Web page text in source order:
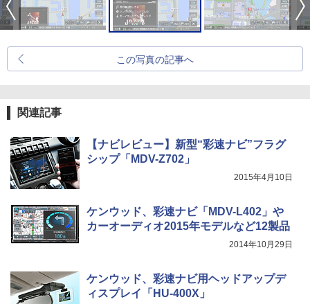
この写真の記事へ
関連記事
【ナビレビュー】新型“彩速ナビ”フラグ
シップ「MDV-Z702」
2015年4月10日
ケンウッド、彩速ナビ「MDV-L402」や
カーオーディオ2015年モデルなど12製品
2014年10月29日
ケンウッド、彩速ナビ用ヘッドアップデ
ィスプレイ「HU-400X」